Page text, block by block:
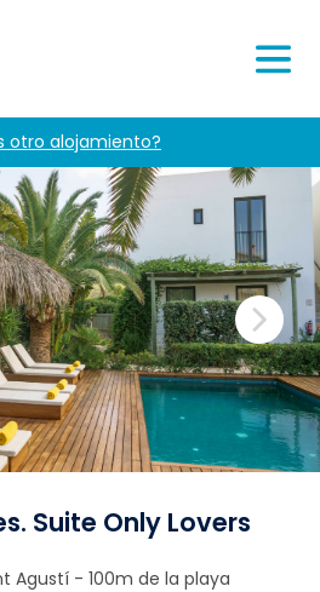
otro alojamiento?
Suite Only Lovers
Agustí- 100m de la playa